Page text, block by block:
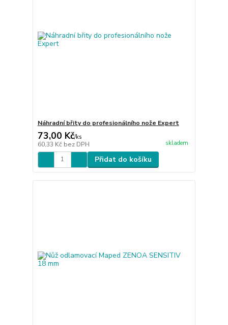
Náhradní břity do profesionálního nože Expert
73,00 Kč/ks
60,33 Kč bez DPH skladem
Přidat do košíku